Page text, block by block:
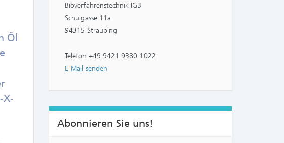
Öl
X-
Bioverfahrenstechnik IGB
Schulgasse 11a
94315 Straubing
Telefon +49 9421 9380 1022
E-Mail senden
Abonnieren Sie uns!